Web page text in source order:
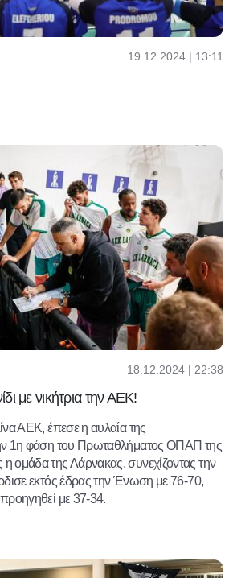
19.12.2024 | 13:11
18.12.2024 | 22:38
με νικήτρια την ΑΕΚ!
ΑΕΚ, έπεσε η αυλαία της
1η φάση του Πρωταθλήματος ΟΠΑΠ της
ομάδα της Λάρνακας, συνεχίζοντας την
εκτός έδρας την Ένωση με 76-70,
με 37-34.